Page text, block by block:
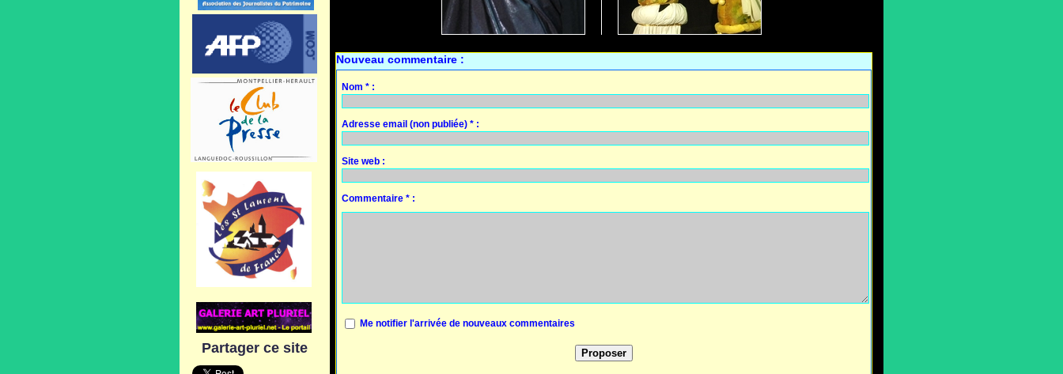
Partager ce site
Nouveau commentaire :
Nom * :
Adresse email (non publiée) * :
Site web :
Commentaire * :
Me notifier l'arrivée de nouveaux commentaires